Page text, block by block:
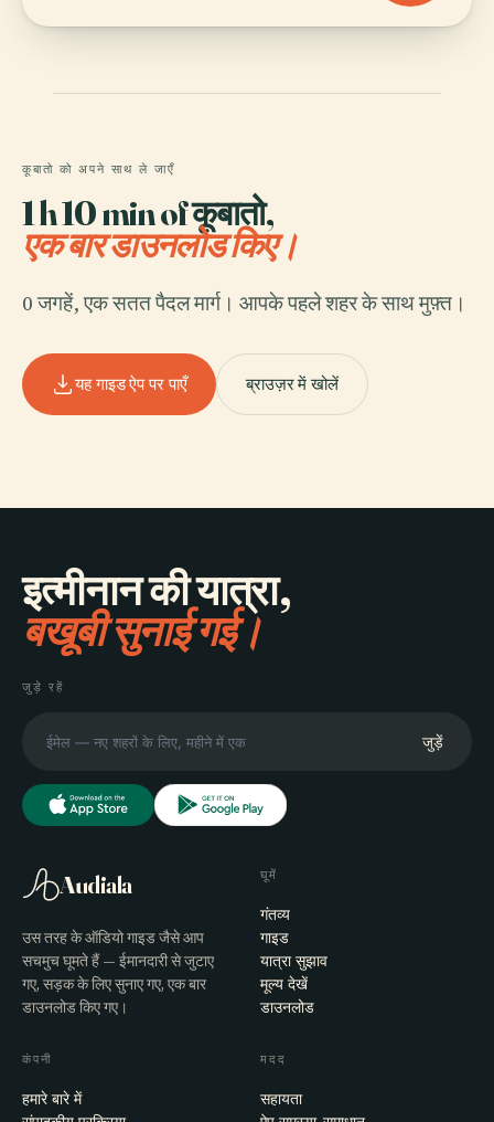
कूबातो को अपने साथ ले जाएँ
1 h 10 min of कूबातो,
एक बार डाउनलोड किए।
0 जगहें, एक सतत पैदल मार्ग। आपके पहले शहर के साथ मुफ़्त।
यह गाइड ऐप पर पाएँ ब्राउज़र में खोलें
इत्मीनान की यात्रा,
बखूबी सुनाई गई।
जुड़े रहें
जुड़ें
Audiala
उस तरह के ऑडियो गाइड जैसे आप
सचमुच घूमते हैं — ईमानदारी से जुटाए
गए, सड़क के लिए सुनाए गए, एक बार
डाउनलोड किए गए।
घूमें
गंतव्य
गाइड
यात्रा सुझाव
मूल्य देखें
डाउनलोड
कंपनी
हमारे बारे में
मदद
सहायता